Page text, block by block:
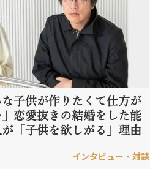
な子供が作りたくて仕方が
恋愛抜きの結婚をした能
「子供を欲しがる」理由
インタビュー・対談